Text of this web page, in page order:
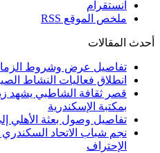
انستقرام
ملخص الموقع RSS
أحدث المقالات
تفاصيل عرض وشروط
انطلاق فعاليات النشاط
قصر ثقافة الشاطبي يشهد
بمكتبة الإسكندرية
تفاصيل وصول بعثة الأهلي
الإحتراف